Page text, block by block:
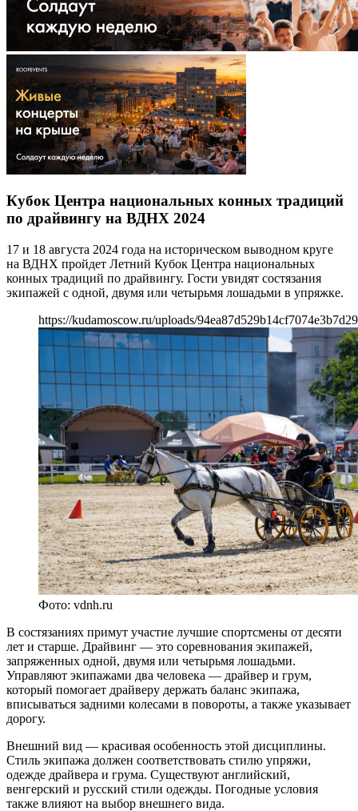
Кубок Центра национальных конных традиций
по драйвингу на ВДНХ 2024
17 и 18 августа 2024 года на историческом выводном круге
на ВДНХ пройдет Летний Кубок Центра национальных
конных традиций по драйвингу. Гости увидят состязания
экипажей с одной, двумя или четырьмя лошадьми в упряжке.
https://kudamoscow.ru/uploads/
Фото: vdnh.ru
В состязаниях примут участие лучшие спортсмены от десяти
лет и старше. Драйвинг — это соревнования экипажей,
запряженных одной, двумя или четырьмя лошадьми.
Управляют экипажами два человека — драйвер и грум,
который помогает драйверу держать баланс экипажа,
вписываться задними колесами в повороты, а также указывает
дорогу.
Внешний вид — красивая особенность этой дисциплины.
Стиль экипажа должен соответствовать стилю упряжи,
одежде драйвера и грума. Существуют английский,
венгерский и русский стили одежды. Погодные условия
также влияют на выбор внешнего вида.